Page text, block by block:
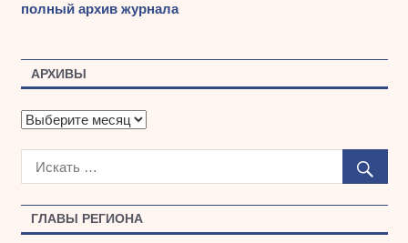
ГЛАВЫ РЕГИОНА
полный архив журнала
АРХИВЫ
А
х
ы